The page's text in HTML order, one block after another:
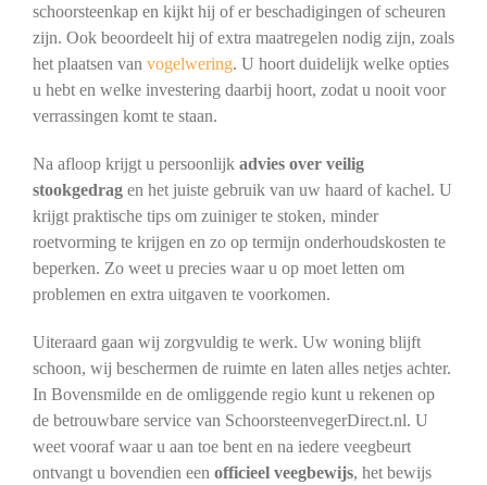
schoorsteenkap en kijkt hij of er beschadigingen of scheuren
zijn. Ook beoordeelt hij of extra maatregelen nodig zijn, zoals
het plaatsen van vogelwering. U hoort duidelijk welke opties
u hebt en welke investering daarbij hoort, zodat u nooit voor
verrassingen komt te staan.
Na afloop krijgt u persoonlijk advies over veilig
stookgedragen het juiste gebruik van uw haard of kachel. U
krijgt praktische tips om zuiniger te stoken, minder
roetvorming te krijgen en zo op termijn onderhoudskosten te
beperken. Zo weet u precies waar u op moet letten om
problemen en extra uitgaven te voorkomen.
Uiteraard gaan wij zorgvuldig te werk. Uw woning blijft
schoon, wij beschermen de ruimte en laten alles netjes achter.
In Bovensmilde en de omliggende regio kunt u rekenen op
de betrouwbare service van SchoorsteenvegerDirect.nl. U
weet vooraf waar u aan toe bent en na iedere veegbeurt
ontvangt u bovendien een officieel veegbewijs, het bewijs